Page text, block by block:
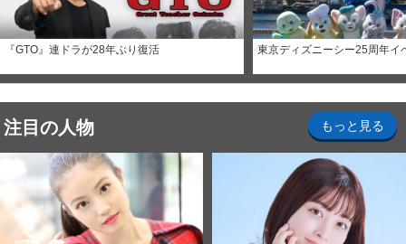
『GTO』連ドラが28年ぶり復活 東京ディズニーシー25周年イ
注目の人物 もっと見る